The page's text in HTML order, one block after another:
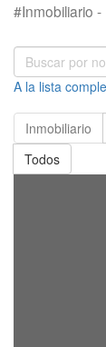
#Inmobiliario
A la lista
Inmobiliario
Todos